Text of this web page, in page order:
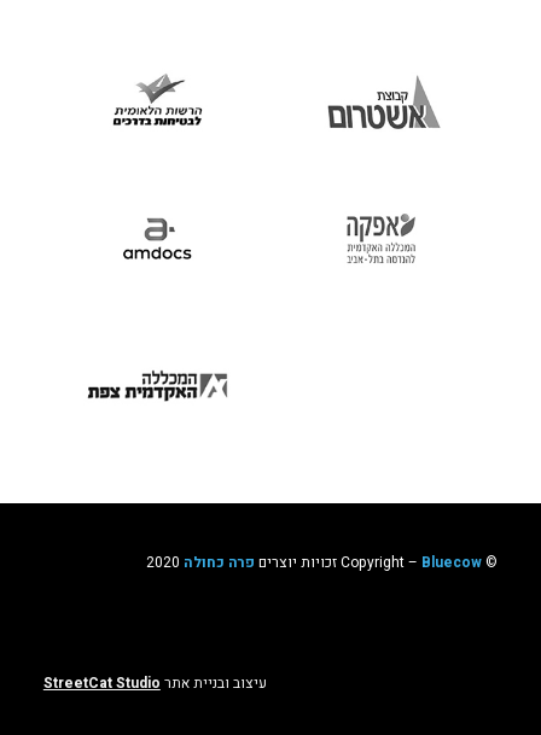
© ‫Copyright –
Bluecow זכויות יוצרים פרה כחולה 2020
עיצוב ובניית אתר StreetCat Studio